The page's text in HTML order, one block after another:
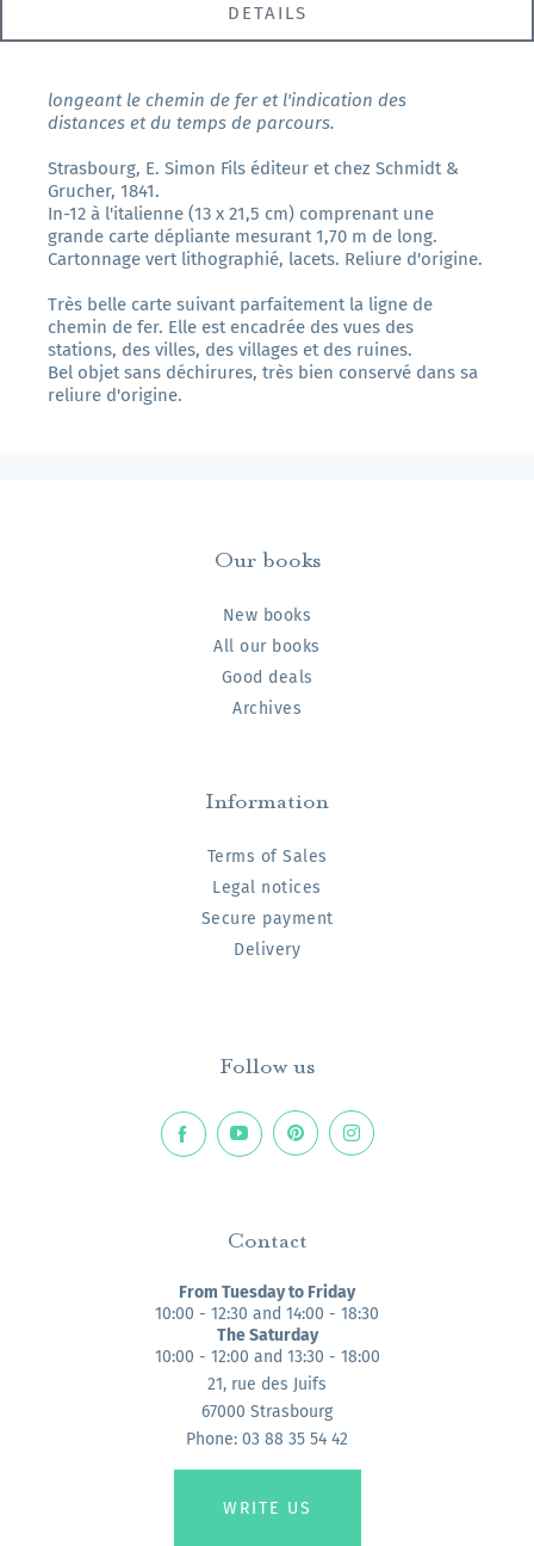
DETAILS
longeant le chemin de fer et l'indication des
distances et du temps de parcours.
Strasbourg, E. Simon Fils éditeur et chez Schmidt &
Grucher, 1841.
In-12 à l'italienne (13 x 21,5 cm) comprenant une
grande carte dépliante mesurant 1,70 m de long.
Cartonnage vert lithographié, lacets. Reliure d'origine.
Très belle carte suivant parfaitement la ligne de
chemin de fer. Elle est encadrée des vues des
stations, des villes, des villages et des ruines.
Bel objet sans déchirures, très bien conservé dans sa
reliure d'origine.
Our books
New books
All our books
Good deals
Archives
Information
Terms of Sales
Legal notices
Secure payment
Delivery
Follow us
Contact
From Tuesday to Friday
10:00 - 12:30 and 14:00 - 18:30
The Saturday
10:00 - 12:00 and 13:30 - 18:00
21, rue des Juifs
67000 Strasbourg
Phone: 03 88 35 54 42
WRITE US